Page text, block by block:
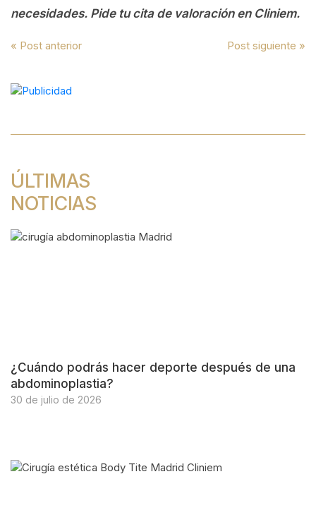
necesidades. Pide tu cita de valoración en Cliniem.
Navegación
de
entradas
« Post anterior Post siguiente »
ÚLTIMAS
NOTICIAS
¿Cuándo podrás hacer deporte después de una
abdominoplastia?
30 de julio de 2026